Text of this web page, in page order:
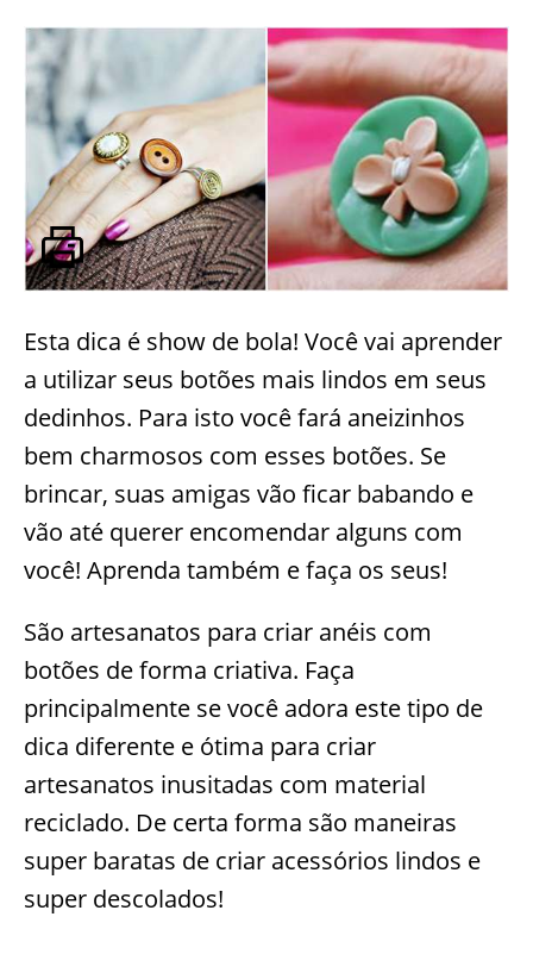
Esta dica é show de bola! Você vai aprender
a utilizar seus botões mais lindos em seus
dedinhos. Para isto você fará aneizinhos
bem charmosos com esses botões. Se
brincar, suas amigas vão ficar babando e
vão até querer encomendar alguns com
você! Aprenda também e faça os seus!
São artesanatos para criar anéis com
botões de forma criativa. Faça
principalmente se você adora este tipo de
dica diferente e ótima para criar
artesanatos inusitadas com material
reciclado. De certa forma são maneiras
super baratas de criar acessórios lindos e
super descolados!